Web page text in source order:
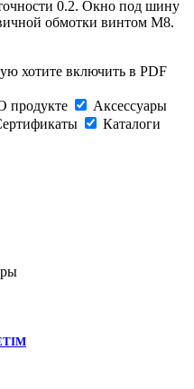
0.2. Окно под шину
обмотки винтом М8.
хотите включить в PDF
продукте
Аксессуары
Каталоги